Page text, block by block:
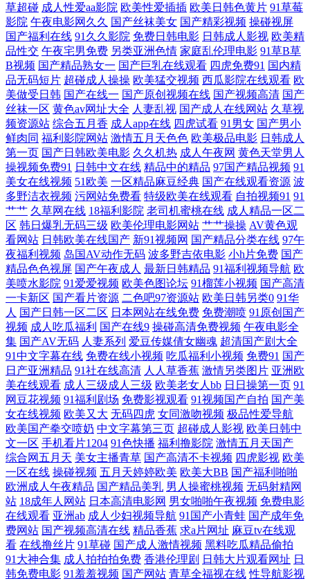
看 首页图区国产亚洲欧美 精品网站在线观看影片 中文字幕乱码在线视频
男女在线免费视频 成年人黄 日韩一级精品 国产AV五码豆花 成熟丰满 三
年片在线观看免 国产在线拍揄自揄拍 亚洲天堂网 精品在线一区二区三区
真实国产乱子伦精品 男同gay欧美gv在 97国产在线公开免 秋霞在线视 成
人午夜电 十八免费观看完整版电影 国产乱码卡1卡二卡3卡四卡 亚洲欧美
日韩永久在线 久久艹簧片 中文字幕手机在线观看 男人的天堂在线观看视
97高清国产国语自 日本不卡一区二区视频 磁力网站大全 天美传媒麻豆
MD 国产区地址91 亚洲欧美日韩专区 九月婷婷丁香 制服诱惑传媒探花 欧
美第18页 99这里只有免费精 日本综合在线免费 国产精品欧美二区 亚洲国
产二区在线观看 激情图区 在线观看污网址www 欧美日本免 www91com巨
乳 日韩大片在 国产69精品久久久久久人妻精品 亚洲第一在线欧美 激情欧
美亚 尤物国产在线观看的 免费看蜜桃 97亚洲精品成人 一级特黄aa大片欧
污污网站免费在线观看 国产综合色在线 在线播放一区二区三区 免费观看
不 97超碰人人操人人摸人人 日本1区2区3区不卡 丁香五月激情婷婷 天天
想夜夜撸 国产日韩欧美高清免费视频 亚洲中文字幕第一页 免费国产精品
视频 97超碰资源站 日本高清专区一区二无 电脑桌面主题壁纸 爽妇色啪网
国产免费观看大片黄 在线视频播放 欧美成人淫B网 TS国产网站 日韩三级
草超碰 成人性爱aa影院 欧美性爱插插 欧美日韩色黄片 91草莓
影院 午夜电影网久久 国产丝袜美女 国产精彩视频 操碰视屏
国产福利在线 91久久影院 免费日韩电影 日韩成人影视 欧美精
品性交 午夜宅男免费 另类亚洲色情 家庭乱伦理电影 91草B草
B视频 国产精品熟女一 国产巨乳在线观看 四虎免费91 国内精
品无码短片 超碰成人操操 欧美猛交视频 西瓜影院在线观看 欧
美做受日韩 国产在线一 国产原创视频在线 国产视频高清 国产
丝袜一区 黄色av网址大全 人妻乱视 国产成人在线网站 久草视
频资源站 综合五月香 成人app在线 四虎试看 91男女 国产男小
鲜肉同 福利影院网站 激情五月天色色 欧美极品电影 日韩成人
第一页 国产日韩欧美电影 久久机热 成人午夜网 黄色天堂男人
操视频免费91 日韩中文在线 精品中的精品 97国产精品视频 91
美女在线视频 51欧美 一区精品麻豆经典 国产在线观看资源 波
多野洁衣视频 污网站免费看 特级欧美在线观看 自拍视频91 91
艹艹 久草网在线 18福利影院 老司机蜜桃在线 成人精品一区二
区 韩日爆乳无码三级 欧美伦理电影网站 艹艹操操 AV黄色观
看网站 日韩欧美在线国产 新91视频网 国产精品分类在线 97午
夜福利视频 岛国AV动作无码 波多野吉依电影 小h片免费 国产
精品色色视屏 国产午夜成人 最新日韩精品 91福利视频导航 欧
美喷水影院 91爱爱视频 欧美色图论坛 91榴莲小视频 国产高清
一卡新区 国产看片资源 二色吧97资源站 欧美日韩另类0 91华
人 国产日韩一区二区 日本网站在线免费 免费潮喷 91原创国产
视频 成人吃瓜福利 国产在线9 操碰高清免费视频 午夜电影全
集 国产AV无码 人妻系列 爱豆传媒倩女幽魂 超清国产剧大全
91中文字幕在线 免费在线小视频 吃瓜福利小视频 免费91 国产
日产亚洲精品 91社在线高清 人人草香蕉 激情另类图片 亚洲欧
美在线观看 成人三级成人三级 欧美老女人bb 日日操第一页 91
网豆花视频 91福利剧场 免费影视观看 91视频国产自拍 国产美
女在线视频 欧美又大 无码四虎 女同激吻视频 极品性爱导航
欧美国产拳交喷奶 中文字幕第三页 超碰成人影视 欧美日韩中
文一区 手机看片1204 91色快播 福利撸影院 激情五月天国产
综合网五月天 美女主播青草 国产高清不卡视频 四虎影视 欧美
一区在线 操碰视频 五月天婷婷欧美 欧美大BB 国产福利啪啪
欧洲成人午夜精品 国产精品美乳 男人操蜜桃视频 无码射精网
站 18成年人网站 日本高清电影网 男女啪啪午夜视频 免费电影
在线观看 亚洲ab 成人少妇视频导航 91国产小青蛙 国产成年免
费网站 国产视频高清在线 精品香蕉 求a片网址 麻豆tv在线观
看 在线撸丝片 91草碰 国产成人激情视频 黑料吃瓜精品偷拍
91大神合集 成人拍拍拍免费 香港伦理剧 日韩大片观看网址 日
韩免费电影 91羞羞视频 国产网站 青草全福视在线 性导航影视